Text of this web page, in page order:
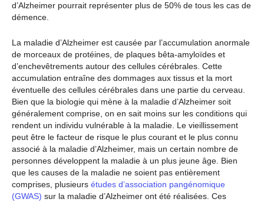
d’Alzheimer pourrait représenter plus de 50% de tous les cas de
démence.
La maladie d’Alzheimer est causée par l’accumulation anormale
de morceaux de protéines, de plaques bêta-amyloïdes et
d’enchevêtrements autour des cellules cérébrales. Cette
accumulation entraîne des dommages aux tissus et la mort
éventuelle des cellules cérébrales dans une partie du cerveau.
Bien que la biologie qui mène à la maladie d’Alzheimer soit
généralement comprise, on en sait moins sur les conditions qui
rendent un individu vulnérable à la maladie. Le vieillissement
peut être le facteur de risque le plus courant et le plus connu
associé à la maladie d’Alzheimer, mais un certain nombre de
personnes développent la maladie à un plus jeune âge. Bien
que les causes de la maladie ne soient pas entièrement
comprises, plusieurs études d’association pangénomique
(GWAS) sur la maladie d’Alzheimer ont été réalisées. Ces